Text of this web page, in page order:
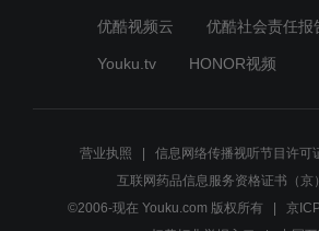
优酷视频云 优酷社会责任报
Youku.tv HONOR视频
营业执照 信息网络传播视听节目许可
互联网药品信息服务资格证书（
©2006-现在 Youku.com 版权所有
京